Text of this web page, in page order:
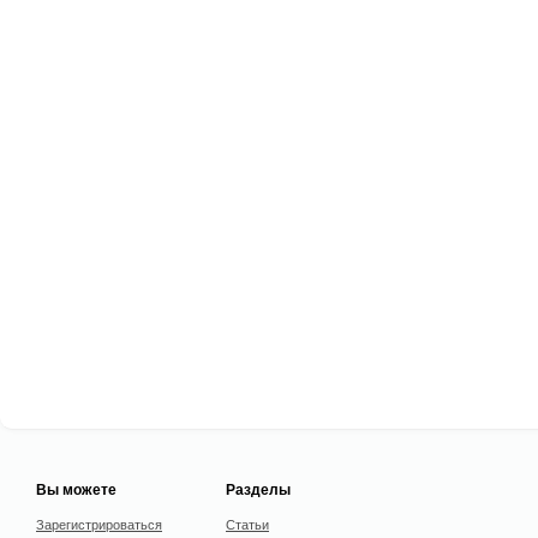
Вы можете
Зарегистрироваться
Разделы
Статьи